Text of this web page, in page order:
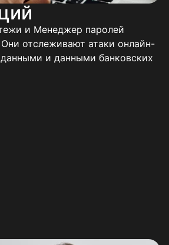
и Менеджер паролей
отслеживают атаки онлайн-
и данными банковских